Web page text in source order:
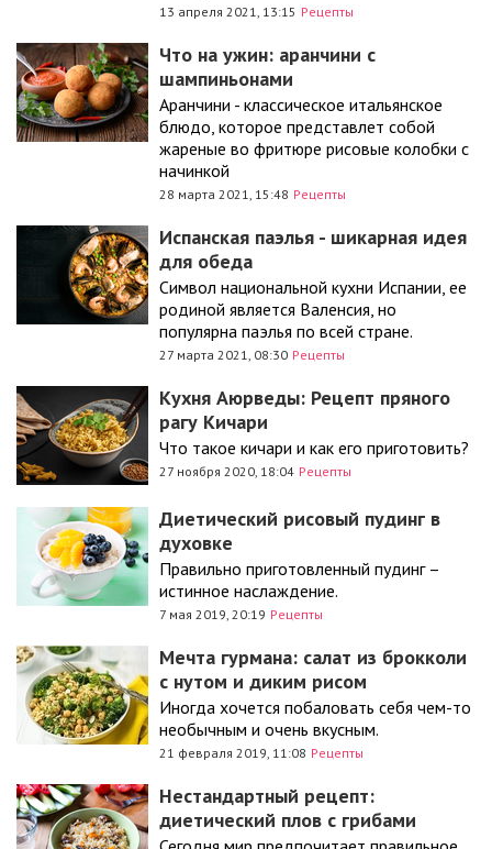
13 апреля 2021, 13:15 Рецепты
Что на ужин: аранчини с
шампиньонами
Аранчини - классическое итальянское
блюдо, которое представлет собой
жареные во фритюре рисовые колобки с
начинкой
28 марта 2021, 15:48 Рецепты
Испанская паэлья - шикарная идея
для обеда
Символ национальной кухни Испании, ее
родиной является Валенсия, но
популярна паэлья по всей стране.
27 марта 2021, 08:30 Рецепты
Кухня Аюрведы: Рецепт пряного
рагу Кичари
Что такое кичари и как его приготовить?
27 ноября 2020, 18:04 Рецепты
Диетический рисовый пудинг в
духовке
Правильно приготовленный пудинг –
истинное наслаждение.
7 мая 2019, 20:19 Рецепты
Мечта гурмана: салат из брокколи
с нутом и диким рисом
Иногда хочется побаловать себя чем-то
необычным и очень вкусным.
21 февраля 2019, 11:08 Рецепты
Нестандартный рецепт:
диетический плов с грибами